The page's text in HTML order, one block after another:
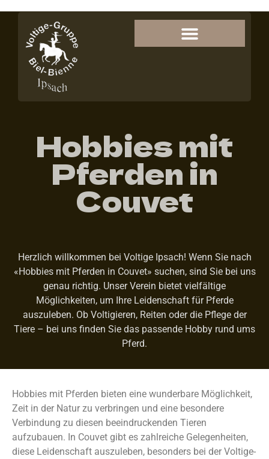
Hobbies mit
Pferden in
Couvet
Herzlich willkommen bei Voltige Ipsach! Wenn Sie nach
«Hobbies mit Pferden in Couvet» suchen, sind Sie bei uns
genau richtig. Unser Verein bietet vielfältige
Möglichkeiten, um Ihre Leidenschaft für Pferde
auszuleben. Ob Voltigieren, Reiten oder die Pflege der
Tiere – bei uns finden Sie das passende Hobby rund ums
Pferd.
Hobbies mit Pferden bieten eine wunderbare Möglichkeit,
Zeit in der Natur zu verbringen und eine besondere
Verbindung zu diesen beeindruckenden Tieren
aufzubauen. In Couvet gibt es zahlreiche Gelegenheiten,
diese Leidenschaft auszuleben, besonders bei der Voltige-